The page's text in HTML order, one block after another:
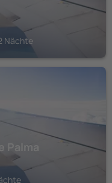
Nächte